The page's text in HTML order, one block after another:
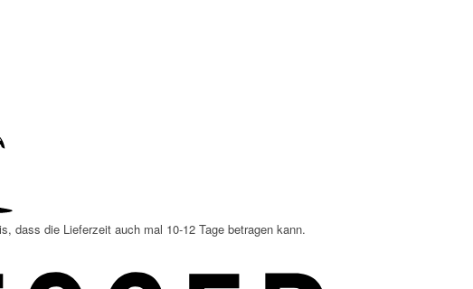
dass die Lieferzeit auch mal 10-12 Tage betragen kann.